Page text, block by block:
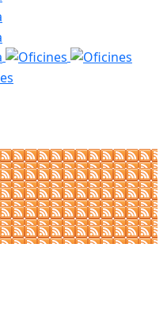
Oficines
Oficines